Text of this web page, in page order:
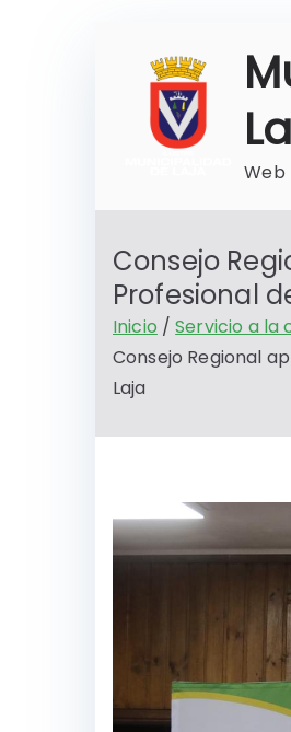
contenido
Web
Consejo
Profesional
Inicio
Servicio a la
Consejo Regional
Laja